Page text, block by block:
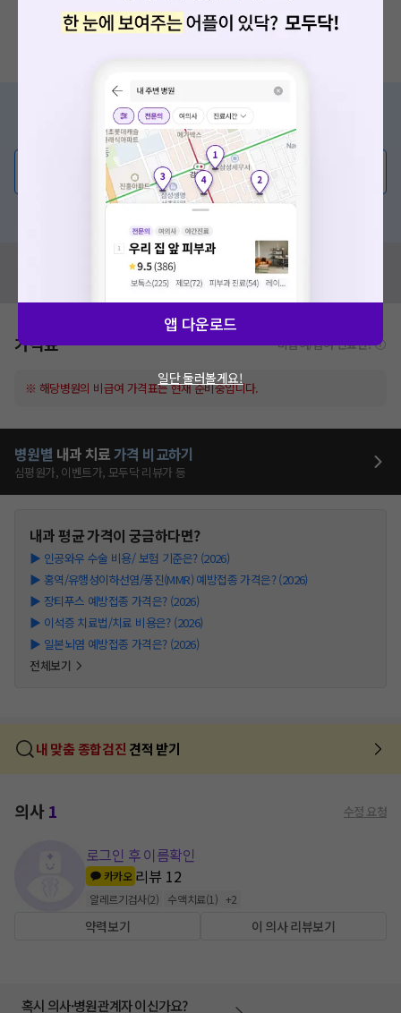
증상/치료, 궁금한 점이 있나요?
의사가 직접 답해드려요!
💬 무엇이든 물어보세요
혹은, 의료상담 서비스에 다양한 게시글 보러가기
혹시 잘못된 병원정보가 있나요?
모두닥 팀에 알려주세요!
가격표 비급여/급여 진료란?
※ 해당병원의 비급여 가격표는 현재 준비중입니다.
병원별 내과 치료가격 비교하기
심평원가, 이벤트가, 모두닥 리뷰가 등
내과평균 가격이 궁금하다면?
▶ 인공와우 수술 비용/ 보험 기준은? (2026)
▶ 홍역/유행성이하선염/풍진(MMR) 예방접종 가격은? (2026)
▶ 장티푸스 예방접종 가격은? (2026)
▶ 이석증 치료법/치료 비용은? (2026)
▶ 일본뇌염 예방접종 가격은? (2026)
전체보기
내 맞춤 종합검진 견적 받기
의사1 수정 요청
로그인 후 이름확인
카카오 리뷰 12
알레르기검사(2) 수액치료(1 ) +2
약력보기 이 의사 리뷰보기
혹시 의사·병원관계자 이신가요?
앱 다운로드
일단 둘러볼게요!